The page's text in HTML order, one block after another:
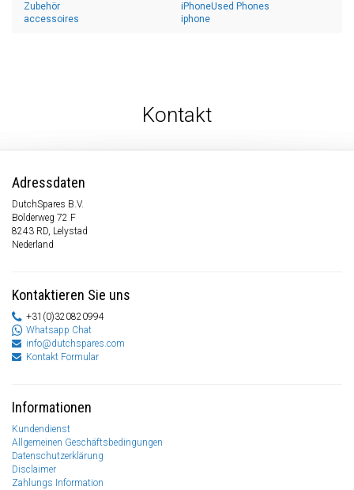
Zubehör
accessoires
iPhoneUsed Phones
iphone
Kontakt
Adressdaten
DutchSpares B.V.
Bolderweg 72 F
8243 RD, Lelystad
Nederland
Kontaktieren Sie uns
+31(0)320820994
Whatsapp Chat
info@dutchspares.com
Kontakt Formular
Informationen
Kundendienst
Allgemeinen Geschäftsbedingungen
Datenschutzerklärung
Disclaimer
Zahlungs Information